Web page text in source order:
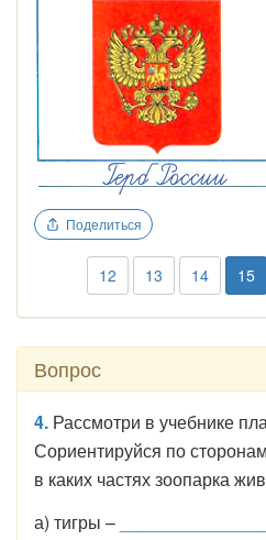
Поделиться
12 13 14 15
Вопрос
4. Рассмотри в учебнике
Сориентируйся по
в каких частях зоопарка
а) тигры –